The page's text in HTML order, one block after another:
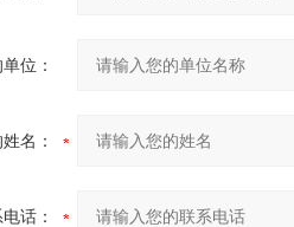
位：
名：
话：